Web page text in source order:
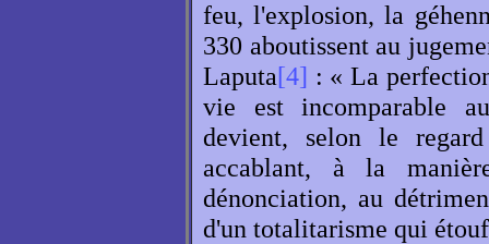
feu, l'explosion, la
330 aboutissent au
Laputa[4] : « La
vie est incomparable
devient, selon le
accablant, à la
dénonciation, au
d'un totalitarisme qui